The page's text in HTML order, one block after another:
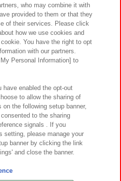
ビリティ サイトポリシー
ブアクセシビリティ方針と検証結果
よくあるご質問・お問い合わせ
Amusement Inc.
Amusement Lab Inc.
who may combine it with
provided to them or that they
of their services. Please click
how we use cookies and
You have the right to opt
with our partners.
Personal Information] to
have enabled the opt-out
to allow the sharing of
the following setup banner,
to the sharing
signals . If you
setting, please manage your
banner by clicking the link
and close the banner.